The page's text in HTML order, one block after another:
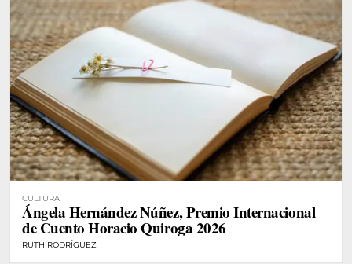
CULTURA
Ángela Hernández Núñez, Premio Internacional
de Cuento Horacio Quiroga 2026
RUTH RODRÍGUEZ